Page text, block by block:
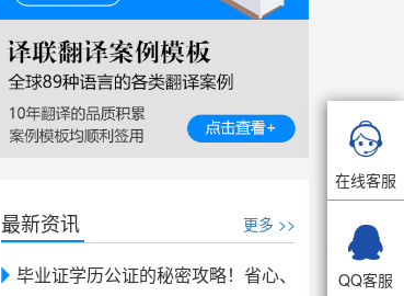
最新资讯 更多 >>
毕业证学历公证的秘密攻略！省心、省力、省时

在线客服

QQ客服